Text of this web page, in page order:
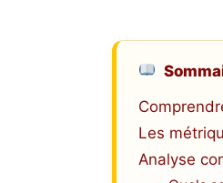
Les
Analyse